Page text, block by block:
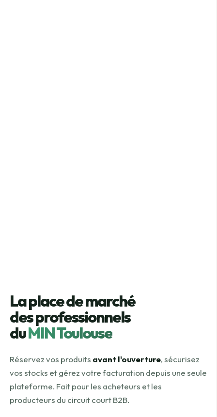
La place de marché
des professionnels
duMIN Toulouse
Réservez vos produits avant l'ouverture, sécurisez
vos stocks et gérez votre facturation depuis une seule
plateforme. Fait pour les acheteurs et les
producteurs du circuit court B2B.